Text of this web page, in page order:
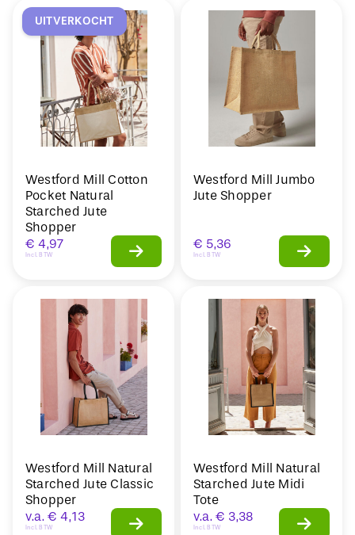
UITVERKOCHT
Westford Mill Cotton
Pocket Natural
Starched Jute
Shopper
€ 4,97
Incl. BTW
Westford Mill Jumbo
Jute Shopper
€ 5,36
Incl. BTW
Westford Mill Natural
Starched Jute Classic
Shopper
v.a. € 4,13
Incl. BTW
Westford Mill Natural
Starched Jute Midi
Tote
v.a. € 3,38
Incl. BTW